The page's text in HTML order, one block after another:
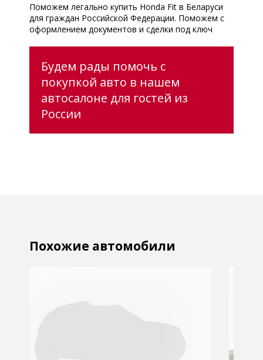
Поможем легально купить Honda Fit в Беларуси
для граждан Российской Федерации. Поможем с
оформлением документов и сделки под ключ
Будем рады помочь с
покупкой авто в нашем
автосалоне для гостей из
России
Похожие автомобили